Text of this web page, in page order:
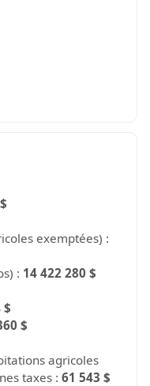
exemptées) :
: 14 422 280 $
$
$
agricoles
taxes :61 543 $